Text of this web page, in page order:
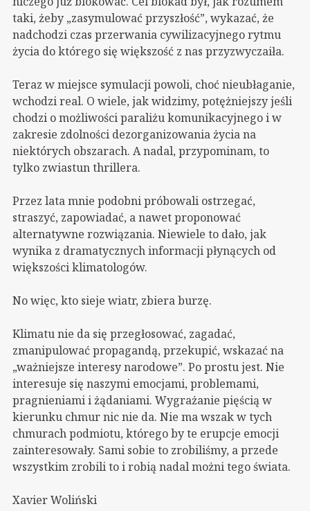
taki, żeby „zasymulować przyszłość”, wykazać, że
nadchodzi czas przerwania cywilizacyjnego rytmu
życia do którego się większość z nas przyzwyczaiła.
Teraz w miejsce symulacji powoli, choć nieubłaganie,
wchodzi real. O wiele, jak widzimy, potężniejszy jeśli
chodzi o możliwości paraliżu komunikacyjnego i w
zakresie zdolności dezorganizowania życia na
niektórych obszarach. A nadal, przypominam, to
tylko zwiastun thrillera.
Przez lata mnie podobni próbowali ostrzegać,
straszyć, zapowiadać, a nawet proponować
alternatywne rozwiązania. Niewiele to dało, jak
wynika z dramatycznych informacji płynących od
większości klimatologów.
No więc, kto sieje wiatr, zbiera burzę.
Klimatu nie da się przegłosować, zagadać,
zmanipulować propagandą, przekupić, wskazać na
„ważniejsze interesy narodowe”. Po prostu jest. Nie
interesuje się naszymi emocjami, problemami,
pragnieniami i żądaniami. Wygrażanie pięścią w
kierunku chmur nic nie da. Nie ma wszak w tych
chmurach podmiotu, którego by te erupcje emocji
zainteresowały. Sami sobie to zrobiliśmy, a przede
wszystkim zrobili to i robią nadal możni tego świata.
Xavier Woliński